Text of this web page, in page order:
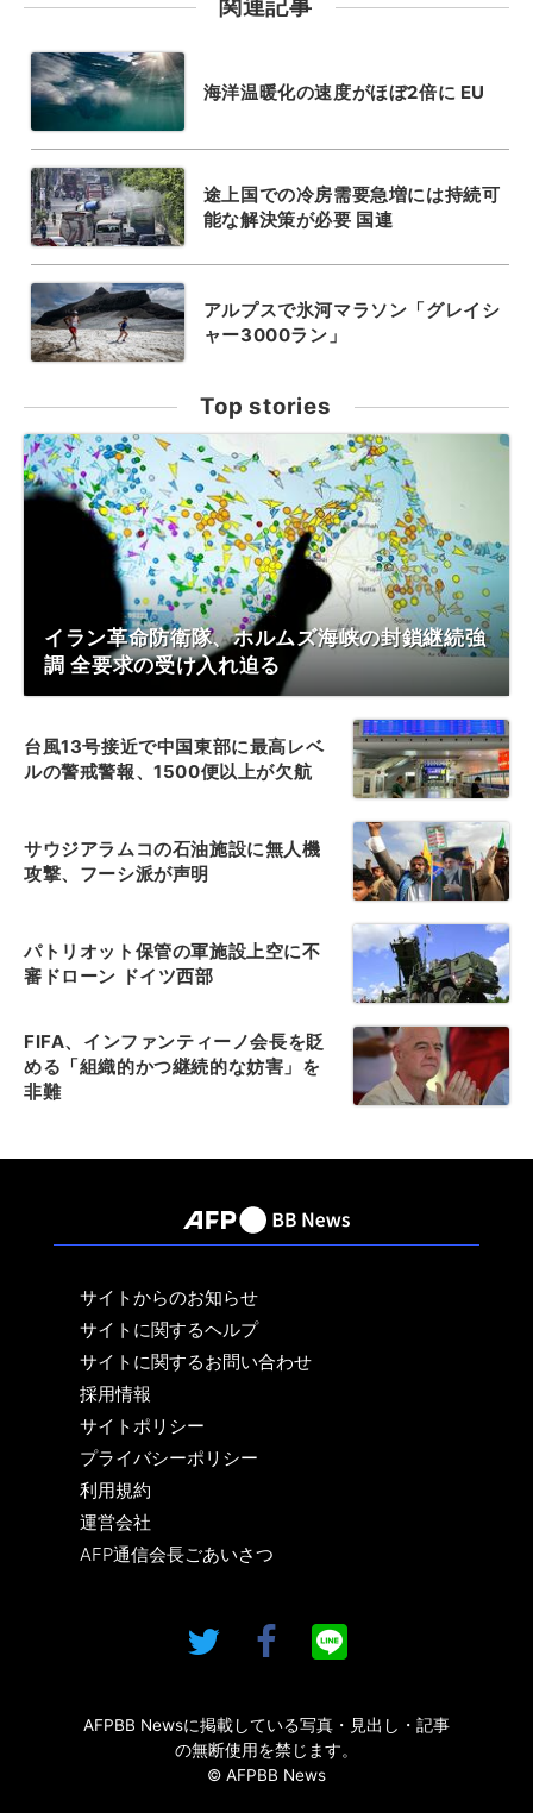
関連記事
海洋温暖化の速度がほぼ2倍に EU
途上国での冷房需要急増には持続可
能な解決策が必要 国連
アルプスで氷河マラソン「グレイシ
ャー3000ラン」
Top stories
イラン革命防衛隊、ホルムズ海峡の封鎖継続強
調 全要求の受け入れ迫る
台風13号接近で中国東部に最高レベ
ルの警戒警報、1500便以上が欠航
サウジアラムコの石油施設に無人機
攻撃、フーシ派が声明
パトリオット保管の軍施設上空に不
審ドローン ドイツ西部
FIFA、インファンティーノ会長を貶
める「組織的かつ継続的な妨害」を
非難
サイトからのお知らせ
サイトに関するヘルプ
サイトに関するお問い合わせ
採用情報
サイトポリシー
プライバシーポリシー
利用規約
運営会社
AFP通信会長ごあいさつ
AFPBB Newsに掲載している写真・見出し・記事
の無断使用を禁じます。
© AFPBB News